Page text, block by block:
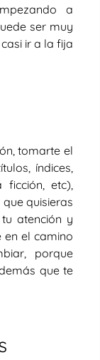
a
ser muy
ir a la fija
tomarte el
índices,
ficción, etc),
quisieras
atención y
en el camino
porque
que te